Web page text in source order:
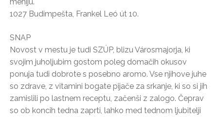
1027 Budimpešta, Frankel Leó út 10.
SNAP
Novost v mestu je tudi SZÚP, blizu Városmajorja, ki
svojim juholjubim gostom poleg domačih okusov
ponuja tudi dobrote s posebno aromo. Vse njihove juhe
so zdrave, z vitamini bogate pijače za srkanje, ki so si jih
zamislili po lastnem receptu, začenši z zalogo. Čeprav
so ob koncih tedna zaprti, lahko med tednom ljubitelji